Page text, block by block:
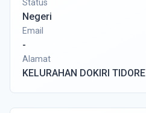
Status
Negeri
Email
-
Alamat
KELURAHAN DOKIRI TIDORE